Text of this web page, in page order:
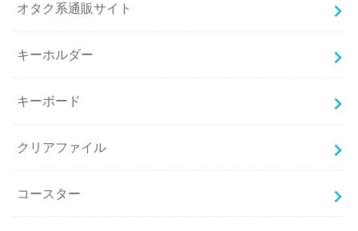
オタク系通販サイト
キーホルダー
キーボード
クリアファイル
コースター